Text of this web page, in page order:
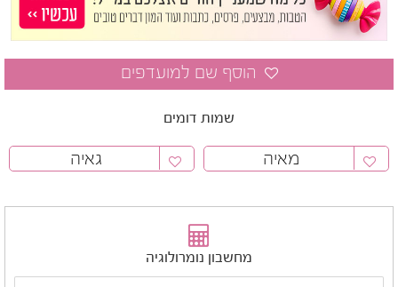
שמות דומים
מאיה גאיה
מחשבון נומרולוגיה